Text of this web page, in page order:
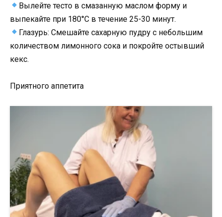
Вылейте тесто в смазанную маслом форму и
выпекайте при 180°C в течение 25-30 минут.
Глазурь: Смешайте сахарную пудру с небольшим
количеством лимонного сока и покройте остывший
кекс.
Приятного аппетита